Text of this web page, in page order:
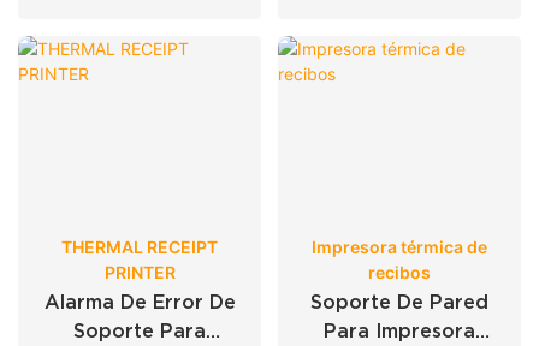
Pulgadas
THERMAL RECEIPT
PRINTER
Alarma De Error De
Soporte Para
Impresora térmica de
recibos
Soporte De Pared
Para Impresora